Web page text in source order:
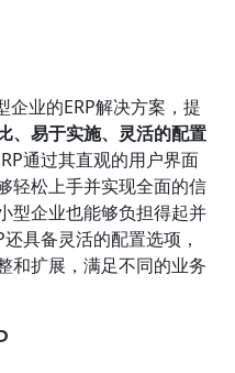
企业的ERP解决方案，提
、易于实施、灵活的配置
通过其直观的用户界面
轻松上手并实现全面的信
型企业也能够负担得起并
具备灵活的配置选项，
和扩展，满足不同的业务